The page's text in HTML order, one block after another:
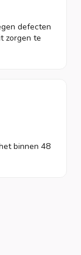
defecten
zorgen te
binnen 48